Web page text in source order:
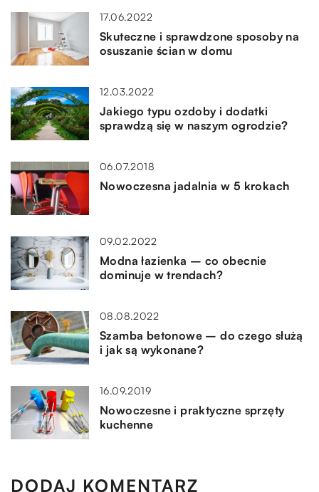
17.06.2022
Skuteczne i sprawdzone sposoby na
osuszanie ścian w domu
12.03.2022
Jakiego typu ozdoby i dodatki
sprawdzą się w naszym ogrodzie?
06.07.2018
Nowoczesna jadalnia w 5 krokach
09.02.2022
Modna łazienka – co obecnie
dominuje w trendach?
08.08.2022
Szamba betonowe – do czego służą
i jak są wykonane?
16.09.2019
Nowoczesne i praktyczne sprzęty
kuchenne
DODAJ KOMENTARZ